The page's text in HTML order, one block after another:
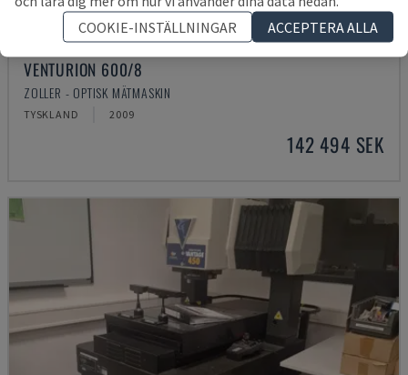
VENTURION 600/8
ZOLLER - OPTISK MÄTMASKIN
TYSKLAND 2009
142 494 SEK
COOKIE-INSTÄLLNINGAR
ACCEPTERA ALLA